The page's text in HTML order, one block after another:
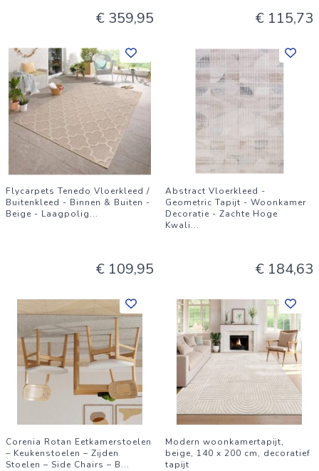
€ 359,95 € 115,73
Flycarpets Tenedo Vloerkleed /
Buitenkleed - Binnen & Buiten -
Beige - Laagpolig...
€ 109,95
Abstract Vloerkleed -
Geometric Tapijt - Woonkamer
Decoratie - Zachte Hoge
Kwali...
€ 184,63
Corenia Rotan Eetkamerstoelen
– Keukenstoelen – Zijden
Stoelen – Side Chairs – B...
Modern woonkamertapijt,
beige, 140 x 200 cm, decoratief
tapijt